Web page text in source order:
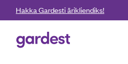
Liigu edasi põhisisu juurde
Hakka Gardesti ärikliendiks!
Gardest